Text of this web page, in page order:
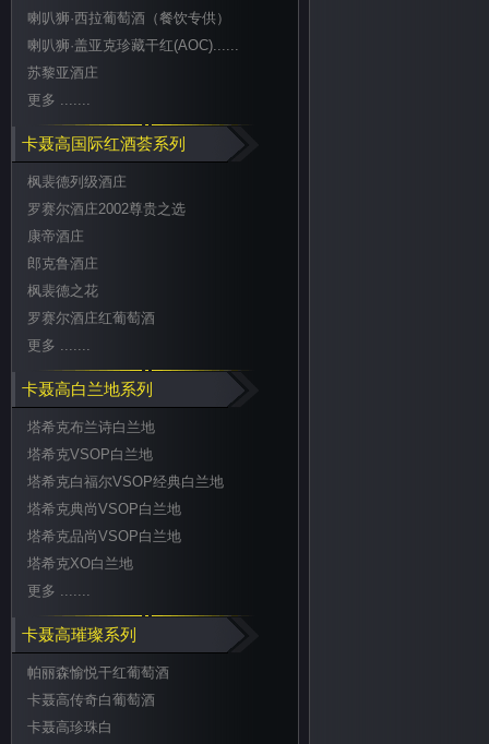
喇叭狮·西拉葡萄酒（餐饮专供）
喇叭狮·盖亚克珍藏干红(AOC)......
苏黎亚酒庄
更多 .......
卡聂高国际红酒荟系列
枫裴德列级酒庄
罗赛尔酒庄2002尊贵之选
康帝酒庄
郎克鲁酒庄
枫裴德之花
罗赛尔酒庄红葡萄酒
更多 .......
卡聂高白兰地系列
塔希克布兰诗白兰地
塔希克VSOP白兰地
塔希克白福尔VSOP经典白兰地
塔希克典尚VSOP白兰地
塔希克品尚VSOP白兰地
塔希克XO白兰地
更多 .......
卡聂高璀璨系列
帕丽森愉悦干红葡萄酒
卡聂高传奇白葡萄酒
卡聂高珍珠白